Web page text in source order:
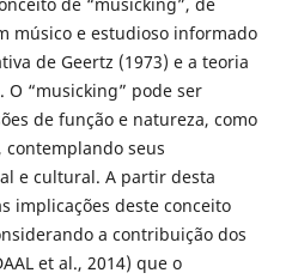
músico e estudioso informado
de Geertz (1973) e a teoria
O “musicking” pode ser
de função e natureza, como
seus
e cultural. A partir desta
implicações deste conceito
a contribuição dos
et al., 2014) que o